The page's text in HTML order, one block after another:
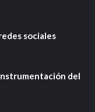
sociales
del